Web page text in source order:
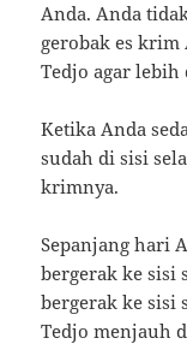
Anda. Anda
gerobak es krim
Tedjo agar lebih
Ketika Anda
sudah di sisi
krimnya.
Sepanjang hari
bergerak ke sisi
bergerak ke sisi
Tedjo menjauh